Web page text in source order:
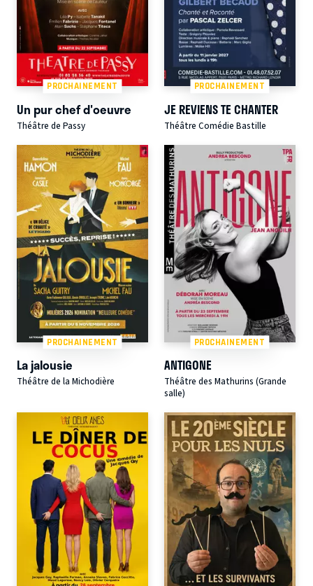
PROCHAINEMENT
Un pur chef d'oeuvre
Théâtre de Passy
PROCHAINEMENT
JE REVIENS TE CHANTER
Théâtre Comédie Bastille
PROCHAINEMENT
La jalousie
Théâtre de la Michodière
PROCHAINEMENT
ANTIGONE
Théâtre des Mathurins (Grande
salle)